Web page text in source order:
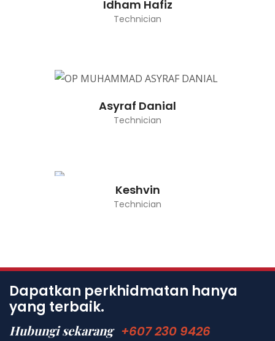
Idham Hafiz
Technician
Asyraf Danial
Technician
Keshvin
Technician
Dapatkan perkhidmatan hanya
yang terbaik.
Hubungi sekarang +607 230 9426